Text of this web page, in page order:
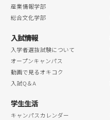
2018年06月
2018年05月
2018年04月
産業情報学部
総合文化学部
入試情報
入学者選抜試験について
オープンキャンパス
動画で見るオキコク
入試Q＆A
学生生活
キャンパスカレンダー